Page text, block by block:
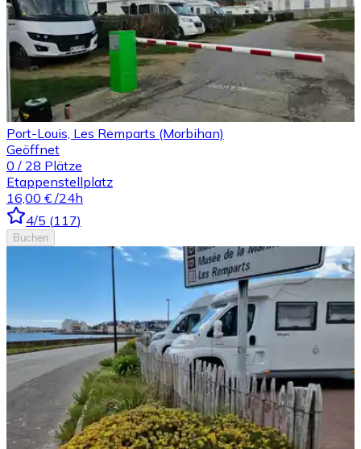
Port-Louis, Les Remparts (Morbihan)
Geöffnet
0 / 28 Plätze
Etappenstellplatz
16,00 € /24h
4/5 (117)
Buchen